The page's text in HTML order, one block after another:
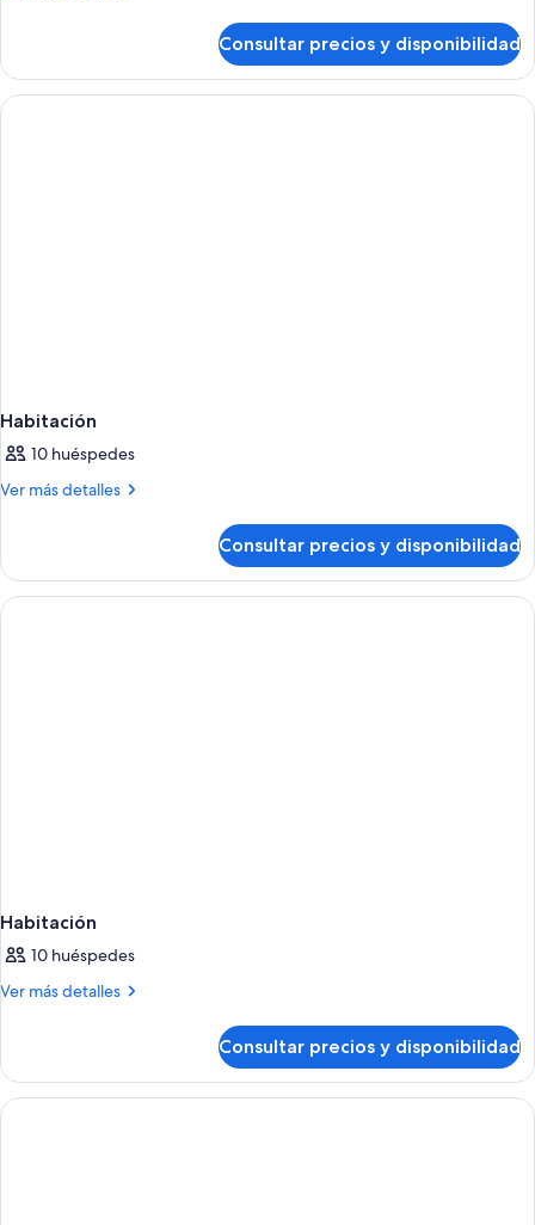
balcón
(3+0)
Consultar precios y disponibilidad
Habitación
10 huéspedes
Ver más detalles
Más
Consultar precios y disponibilidad
Habitación
10 huéspedes
Ver más detalles
Más
Consultar precios y disponibilidad